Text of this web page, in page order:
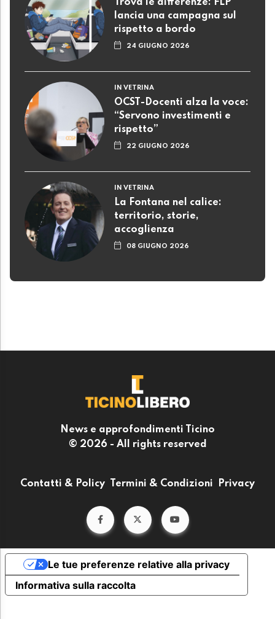
Trova le differenze: FLP
lancia una campagna sul
rispetto a bordo
24 GIUGNO 2026
IN VETRINA
OCST-Docenti alza la voce:
“Servono investimenti e
rispetto”
22 GIUGNO 2026
IN VETRINA
La Fontana nel calice:
territorio, storie,
accoglienza
08 GIUGNO 2026
News e approfondimenti Ticino
© 2026 - All rights reserved
Contatti & Policy Termini & Condizioni Privacy
Informativa sulla raccolta
Le tue preferenze relative alla privacy